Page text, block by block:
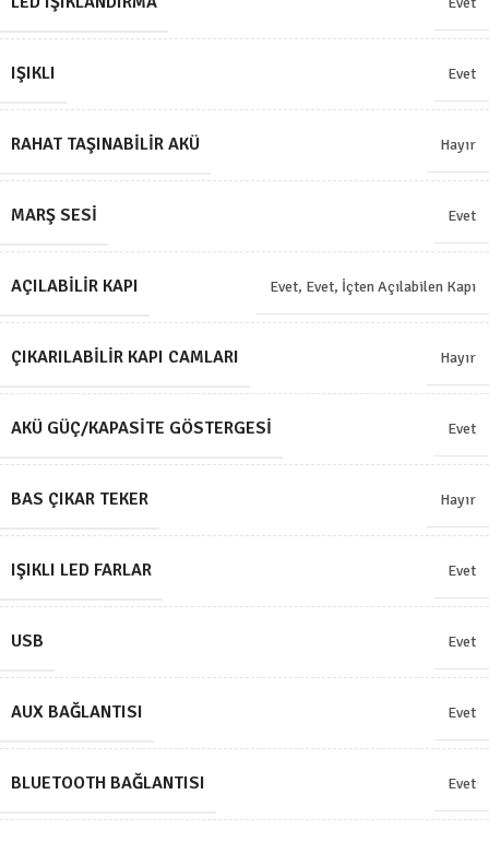
IŞIKLI Evet
RAHAT TAŞINABILIR AKÜ Hayır
MARŞ SESI Evet
AÇILABILIR KAPI Evet, Evet, İçten Açılabilen Kapı
ÇIKARILABILIR KAPI CAMLARI Hayır
AKÜ GÜÇ/KAPASITE GÖSTERGESI Evet
BAS ÇIKAR TEKER Hayır
IŞIKLI LED FARLAR Evet
USB Evet
AUX BAĞLANTISI Evet
BLUETOOTH BAĞLANTISI Evet